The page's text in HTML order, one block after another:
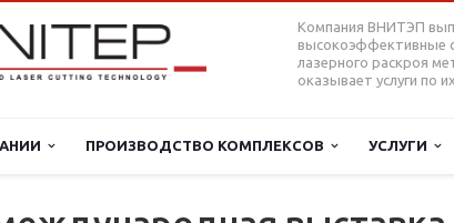
Компания ВНИТЭП
высокоэффективные
лазерного раскроя
оказывает услуги по
ПРОИЗВОДСТВО КОМПЛЕКСОВ УСЛУГИ